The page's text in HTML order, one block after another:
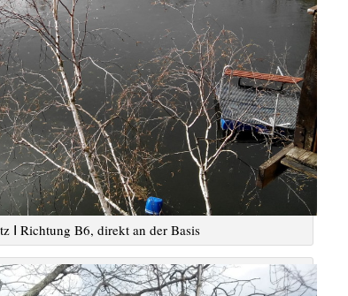
Ⅰ Richtung B6, direkt an der Basis